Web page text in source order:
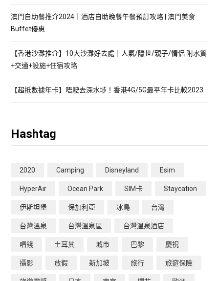
澳門自助餐推介2024｜酒店自助晚餐午餐預訂攻略 | 澳門美食
Buffet優惠
【香港沙灘推介】10大沙灘好去處｜人氣/隱世/親子/情侶 附水質
+交通+設施+住宿攻略
【超抵數據年卡】唔駛去深水埗！香港4G/5G最平年卡比較2023
Hashtag
2020 Camping Disneyland Esim
HyperAir Ocean Park SIM卡 Staycation
伊斯坦堡 保加利亞 冰島 台灣
台灣溫泉 台灣溫泉區 台灣溫泉酒店
唱錢 土耳其 城市 巴黎 慶祝
攝影 放假 新加坡 旅行 旅遊保險